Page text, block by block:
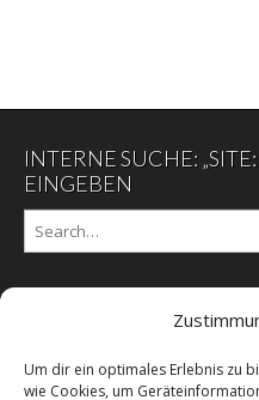
Um dir ein optimales Erlebnis zu
wie Cookies, um
INTERNE SUCHE:
EINGEBEN
Datenschutzerklärung